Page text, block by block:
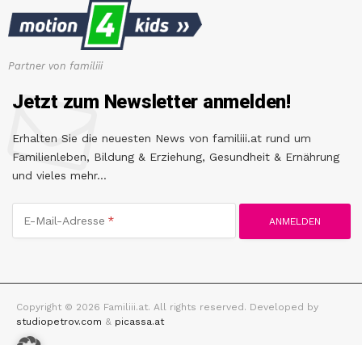
Partner von familiii
Jetzt zum Newsletter anmelden!
Erhalten Sie die neuesten News von familiii.at rund um
Familienleben, Bildung & Erziehung, Gesundheit & Ernährung
und vieles mehr...
E-Mail-Adresse
Copyright © 2026 Familiii.at. All rights reserved. Developed by
studiopetrov.com & picassa.at